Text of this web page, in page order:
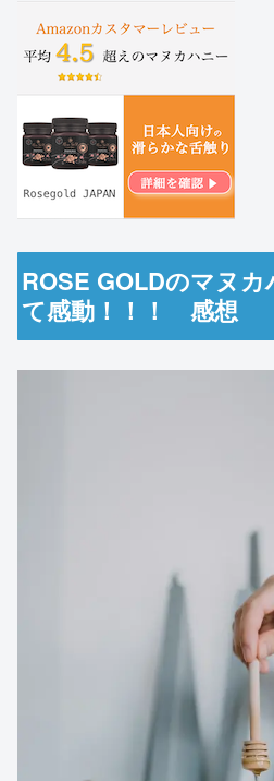
ROSE GOLDのマヌカ
て感動！！！ 感想